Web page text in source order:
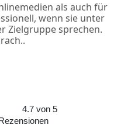
als auch für
wenn sie unter
Zielgruppe sprechen.
4.7 von 5
Rezensionen